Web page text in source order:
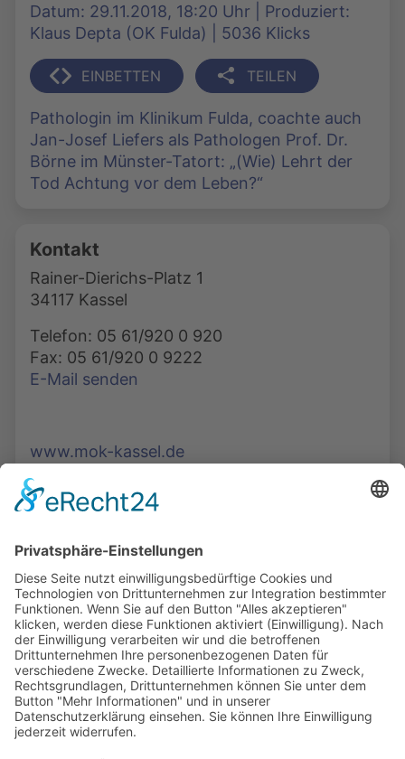
Datum: 29.11.2018, 18:20 Uhr | Produziert:
Klaus Depta (OK Fulda) | 5036 Klicks
EINBETTEN TEILEN
Pathologin im Klinikum Fulda, coachte auch
Jan-Josef Liefers als Pathologen Prof. Dr.
Börne im Münster-Tatort: „(Wie) Lehrt der
Tod Achtung vor dem Leben?“
Kontakt
Rainer-Dierichs-Platz 1
34117 Kassel
Telefon: 05 61/920 0 920
Fax: 05 61/920 0 9222
E-Mail senden
www.mok-kassel.de
Podcasts, Themen und Informationen.
Entdecken Sie unser Forum für Medien, Bildung
und Demokratie - jederzeit und überall
verfügbar.
Mehr erfahren